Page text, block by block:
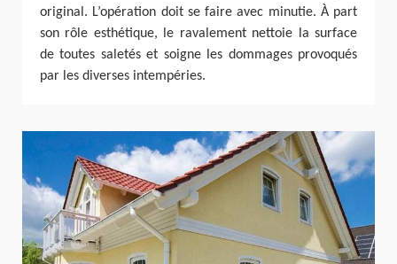
original. L’opération doit se faire avec minutie. À part
son rôle esthétique, le ravalement nettoie la surface
de toutes saletés et soigne les dommages provoqués
par les diverses intempéries.